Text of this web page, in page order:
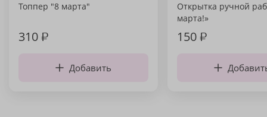
Топпер "8 марта"
310₽
Добавить
Открытка ручной
марта!»
150₽